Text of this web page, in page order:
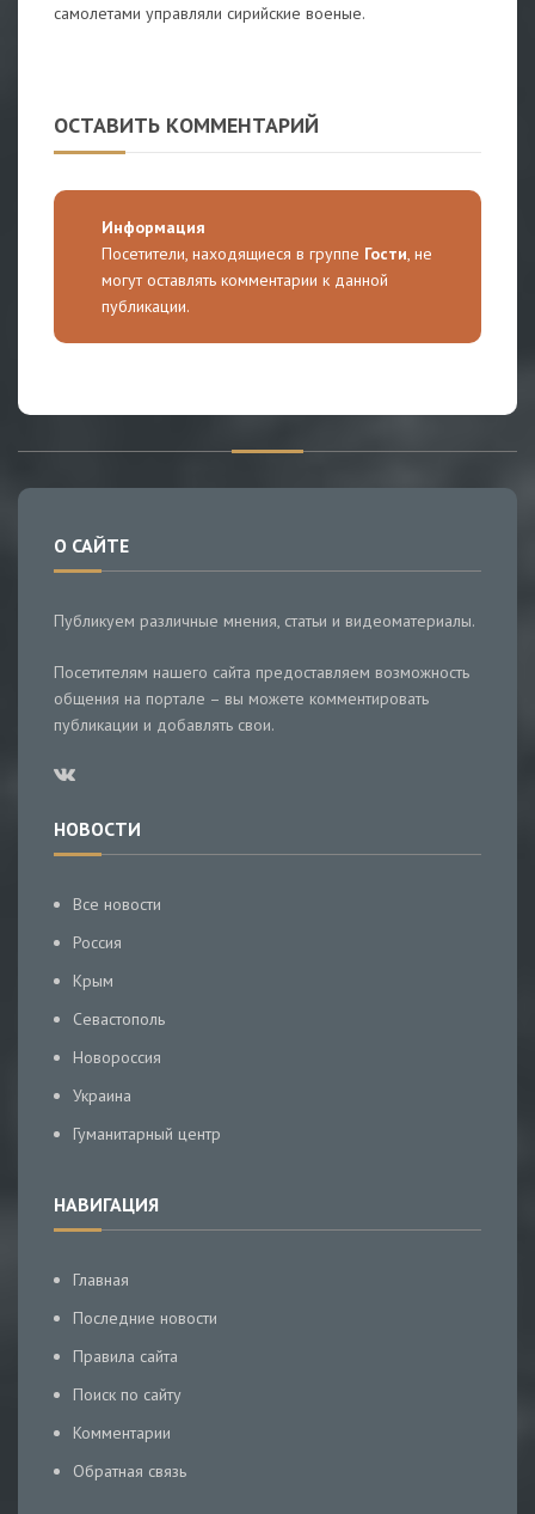
самолетами управляли сирийские военые.
ОСТАВИТЬ КОММЕНТАРИЙ
Информация
Посетители, находящиеся в группе Гости, не
могут оставлять комментарии к данной
публикации.
О САЙТЕ
Публикуем различные мнения, статьи и видеоматериалы.
Посетителям нашего сайта предоставляем возможность
общения на портале – вы можете комментировать
публикации и добавлять свои.
НОВОСТИ
Все новости
Россия
Крым
Севастополь
Новороссия
Украина
Гуманитарный центр
НАВИГАЦИЯ
Главная
Последние новости
Правила сайта
Поиск по сайту
Комментарии
Обратная связь